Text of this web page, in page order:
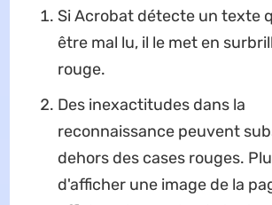
Si Acrobat détecte un texte
être mal lu, il le met en
rouge.
Des inexactitudes dans la
reconnaissance peuvent
dehors des cases rouges.
d'afficher une image de la